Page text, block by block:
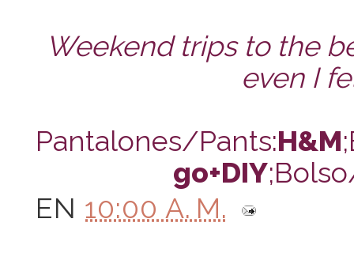
Weekend trips to the
even I
Pantalones/Pants:H&M
go+DIY
EN 10:00 A. M.